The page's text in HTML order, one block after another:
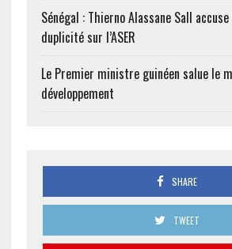
Sénégal : Thierno Alassane Sall
duplicité sur l’ASER
Le Premier ministre guinéen salue le
développement
SHARE
TWEET